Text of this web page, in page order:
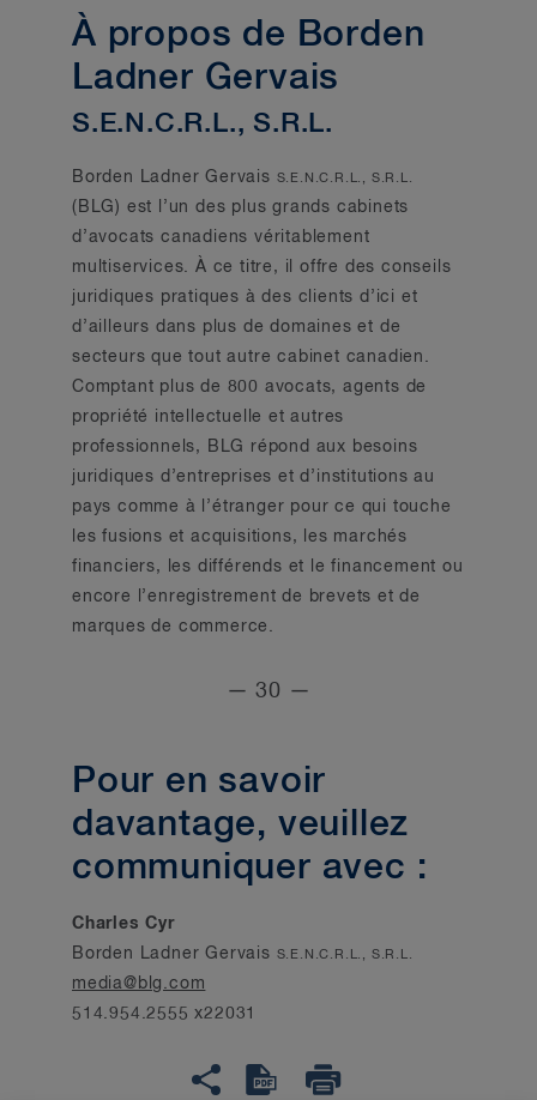
À propos de Borden
Ladner Gervais
S.E.N.C.R.L., S.R.L.
Borden Ladner Gervais S.E.N.C.R.L., S.R.L.
(BLG) est l’un des plus grands cabinets
d’avocats canadiens véritablement
multiservices. À ce titre, il offre des conseils
juridiques pratiques à des clients d’ici et
d’ailleurs dans plus de domaines et de
secteurs que tout autre cabinet canadien.
Comptant plus de 800 avocats, agents de
propriété intellectuelle et autres
professionnels, BLG répond aux besoins
juridiques d’entreprises et d’institutions au
pays comme à l’étranger pour ce qui touche
les fusions et acquisitions, les marchés
financiers, les différends et le financement ou
encore l’enregistrement de brevets et de
marques de commerce.
— 30 —
Pour en savoir
davantage, veuillez
communiquer avec :
Charles Cyr
Borden Ladner Gervais S.E.N.C.R.L., S.R.L.
media@blg.com
514.954.2555 x22031